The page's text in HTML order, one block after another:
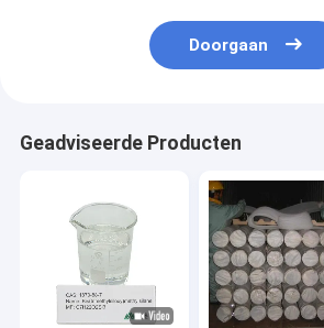
Doorgaan
Geadviseerde Producten